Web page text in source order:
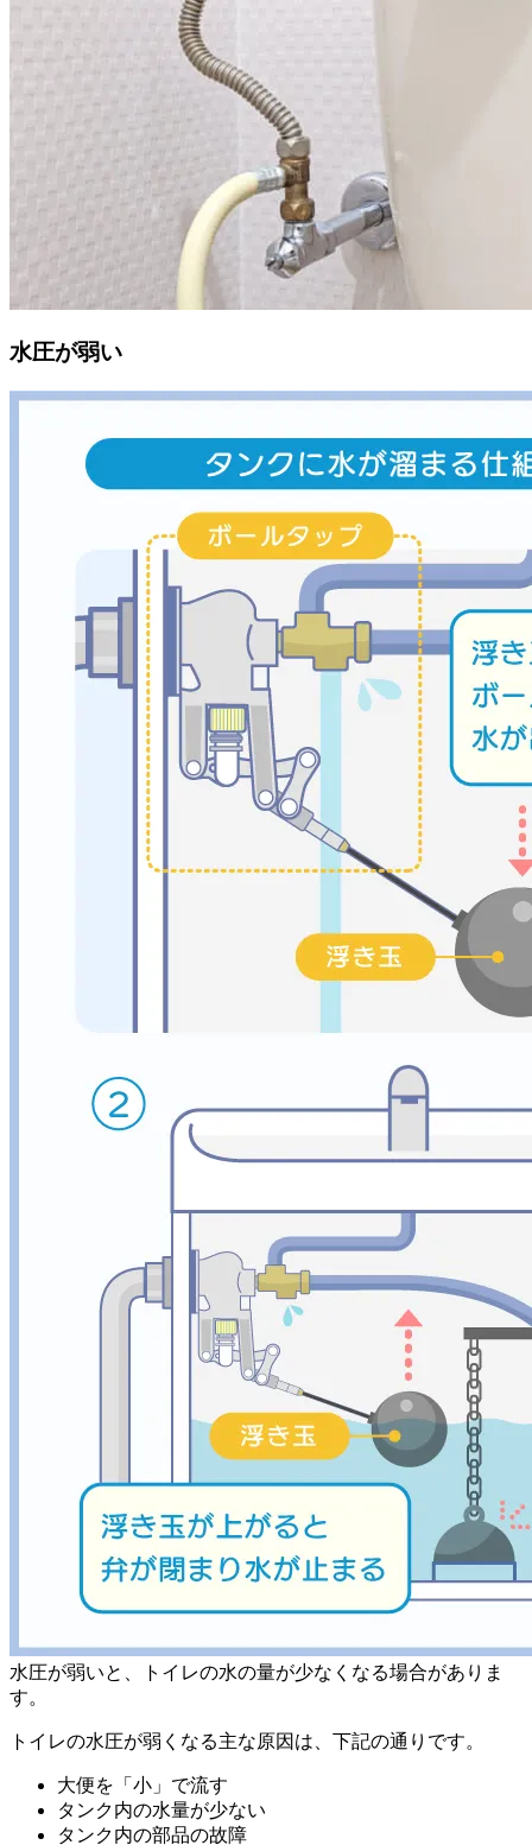
水圧が弱い
水圧が弱いと、トイレの水の量が少なくなる場合がありま
す。
トイレの水圧が弱くなる主な原因は、下記の通りです。
大便を「小」で流す
タンク内の水量が少ない
タンク内の部品の故障